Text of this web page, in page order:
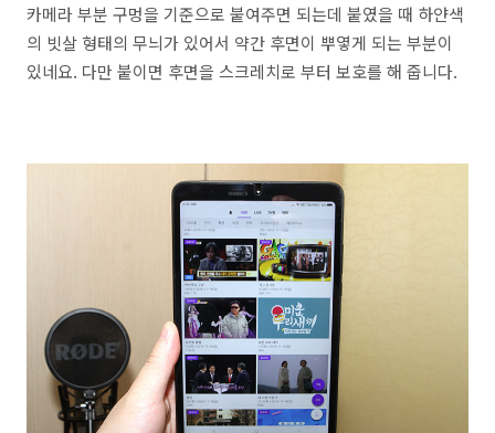
카메라 부분 구멍을 기준으로 붙여주면 되는데 붙였을 때 하얀색
의 빗살 형태의 무늬가 있어서 약간 후면이 뿌옇게 되는 부분이
있네요. 다만 붙이면 후면을 스크레치로 부터 보호를 해 줍니다.